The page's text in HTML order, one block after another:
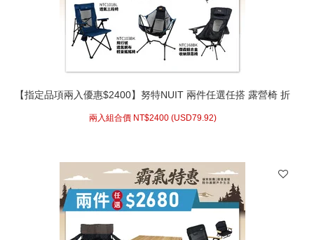
【指定品項兩入優惠$2400】努特NUIT 兩件任選任搭 露營椅 折
兩入組合價 NT$2400 (USD79.92)